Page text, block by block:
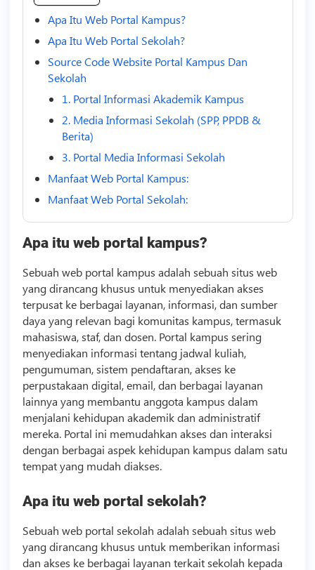
Apa Itu Web Portal Kampus?
Apa Itu Web Portal Sekolah?
Source Code Website Portal Kampus Dan
Sekolah
1. Portal Informasi Akademik Kampus
2. Media Informasi Sekolah (SPP, PPDB &
Berita)
3. Portal Media Informasi Sekolah
Manfaat Web Portal Kampus:
Manfaat Web Portal Sekolah:
Apa itu web portal kampus?
Sebuah web portal kampus adalah sebuah situs web
yang dirancang khusus untuk menyediakan akses
terpusat ke berbagai layanan, informasi, dan sumber
daya yang relevan bagi komunitas kampus, termasuk
mahasiswa, staf, dan dosen. Portal kampus sering
menyediakan informasi tentang jadwal kuliah,
pengumuman, sistem pendaftaran, akses ke
perpustakaan digital, email, dan berbagai layanan
lainnya yang membantu anggota kampus dalam
menjalani kehidupan akademik dan administratif
mereka. Portal ini memudahkan akses dan interaksi
dengan berbagai aspek kehidupan kampus dalam satu
tempat yang mudah diakses.
Apa itu web portal sekolah?
Sebuah web portal sekolah adalah sebuah situs web
yang dirancang khusus untuk memberikan informasi
dan akses ke berbagai layanan terkait sekolah kepada